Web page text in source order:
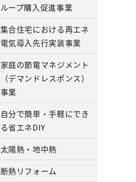
ループ購入促進事業
集合住宅における再エネ
電気導入先行実装事業
家庭の節電マネジメント
（デマンドレスポンス）
事業
自分で簡単・手軽にでき
る省エネDIY
太陽熱・地中熱
断熱リフォーム